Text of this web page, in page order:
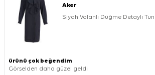
Aker
Siyah Volanlı Düğme Detaylı
ürünü çok beğendim
Görselden daha güzel geldi